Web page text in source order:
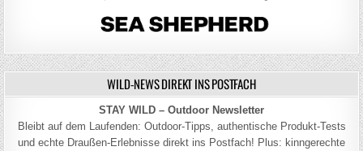
WILD-NEWS DIREKT INS POSTFACH
STAY WILD – Outdoor Newsletter
Bleibt auf dem Laufenden: Outdoor-Tipps, authentische Produkt-Tests
und echte Draußen-Erlebnisse direkt ins Postfach! Plus: kinngerechte